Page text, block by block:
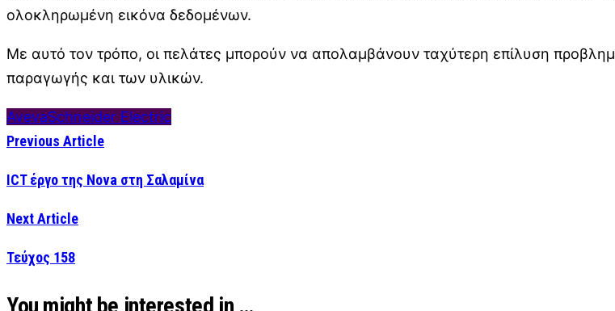
ολοκληρωμένη εικόνα δεδομένων.
Με αυτό τον τρόπο, οι πελάτες μπορούν να απολαμβάνουν ταχύτερη επίλυση
παραγωγής και των υλικών.
AvevaSchneider Electric
Previous Article
ICT έργο της Nova στη Σαλαμίνα
Next Article
Τεύχος 158
You might be interested in …